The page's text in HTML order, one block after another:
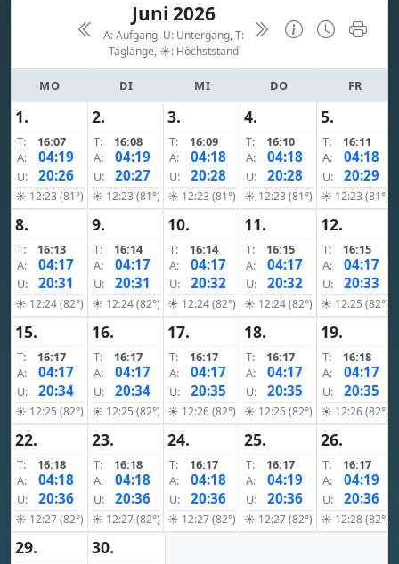
Juni 2026
A: Aufgang, U: Untergang, T:
Taglänge, ☀: Höchststand
MO DI MI DO FR
1.
T:
16:07
A:
04:19
U: 20:26
☀ 12:23 (81°)
2.
T:
16:08
A:
04:19
U: 20:27
☀ 12:23 (81°)
3.
T:
16:09
A:
04:18
U: 20:28
☀ 12:23 (81°)
4.
T:
16:10
A:
04:18
U: 20:28
☀ 12:23 (81°)
5.
T:
16:11
A:
04:18
U: 20:29
☀ 12:23 (81°)
8.
T:
16:13
A:
04:17
U: 20:31
☀ 12:24 (82°)
9.
T:
16:14
A:
04:17
U: 20:31
☀ 12:24 (82°)
10.
T:
16:14
A:
04:17
U: 20:32
☀ 12:24 (82°)
11.
T:
16:15
A:
04:17
U: 20:32
☀ 12:24 (82°)
12.
T:
16:15
A:
04:17
U: 20:33
☀ 12:25 (82°)
15.
T:
16:17
A:
04:17
U: 20:34
☀ 12:25 (82°)
16.
T:
16:17
A:
04:17
U: 20:34
☀ 12:25 (82°)
17.
T:
16:17
A:
04:17
U: 20:35
☀ 12:26 (82°)
18.
T:
16:17
A:
04:17
U: 20:35
☀ 12:26 (82°)
19.
T:
16:18
A:
04:17
U: 20:35
☀ 12:26 (82°)
22.
T:
16:18
A:
04:18
U: 20:36
☀ 12:27 (82°)
23.
T:
16:18
A:
04:18
U: 20:36
☀ 12:27 (82°)
24.
T:
16:17
A:
04:18
U: 20:36
☀ 12:27 (82°)
25.
T:
16:17
A:
04:19
U: 20:36
☀ 12:27 (82°)
26.
T:
16:17
A:
04:19
U: 20:36
☀ 12:28 (82°)
29. 30.